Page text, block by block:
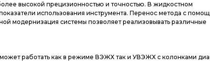
высокой прецизионностью и точностью. В жидкостном
использования инструмента. Перенос метода с
модернизация системы позволяет реализовывать различные
работать как в режиме ВЭЖХ так и УВЭЖХ с колонками